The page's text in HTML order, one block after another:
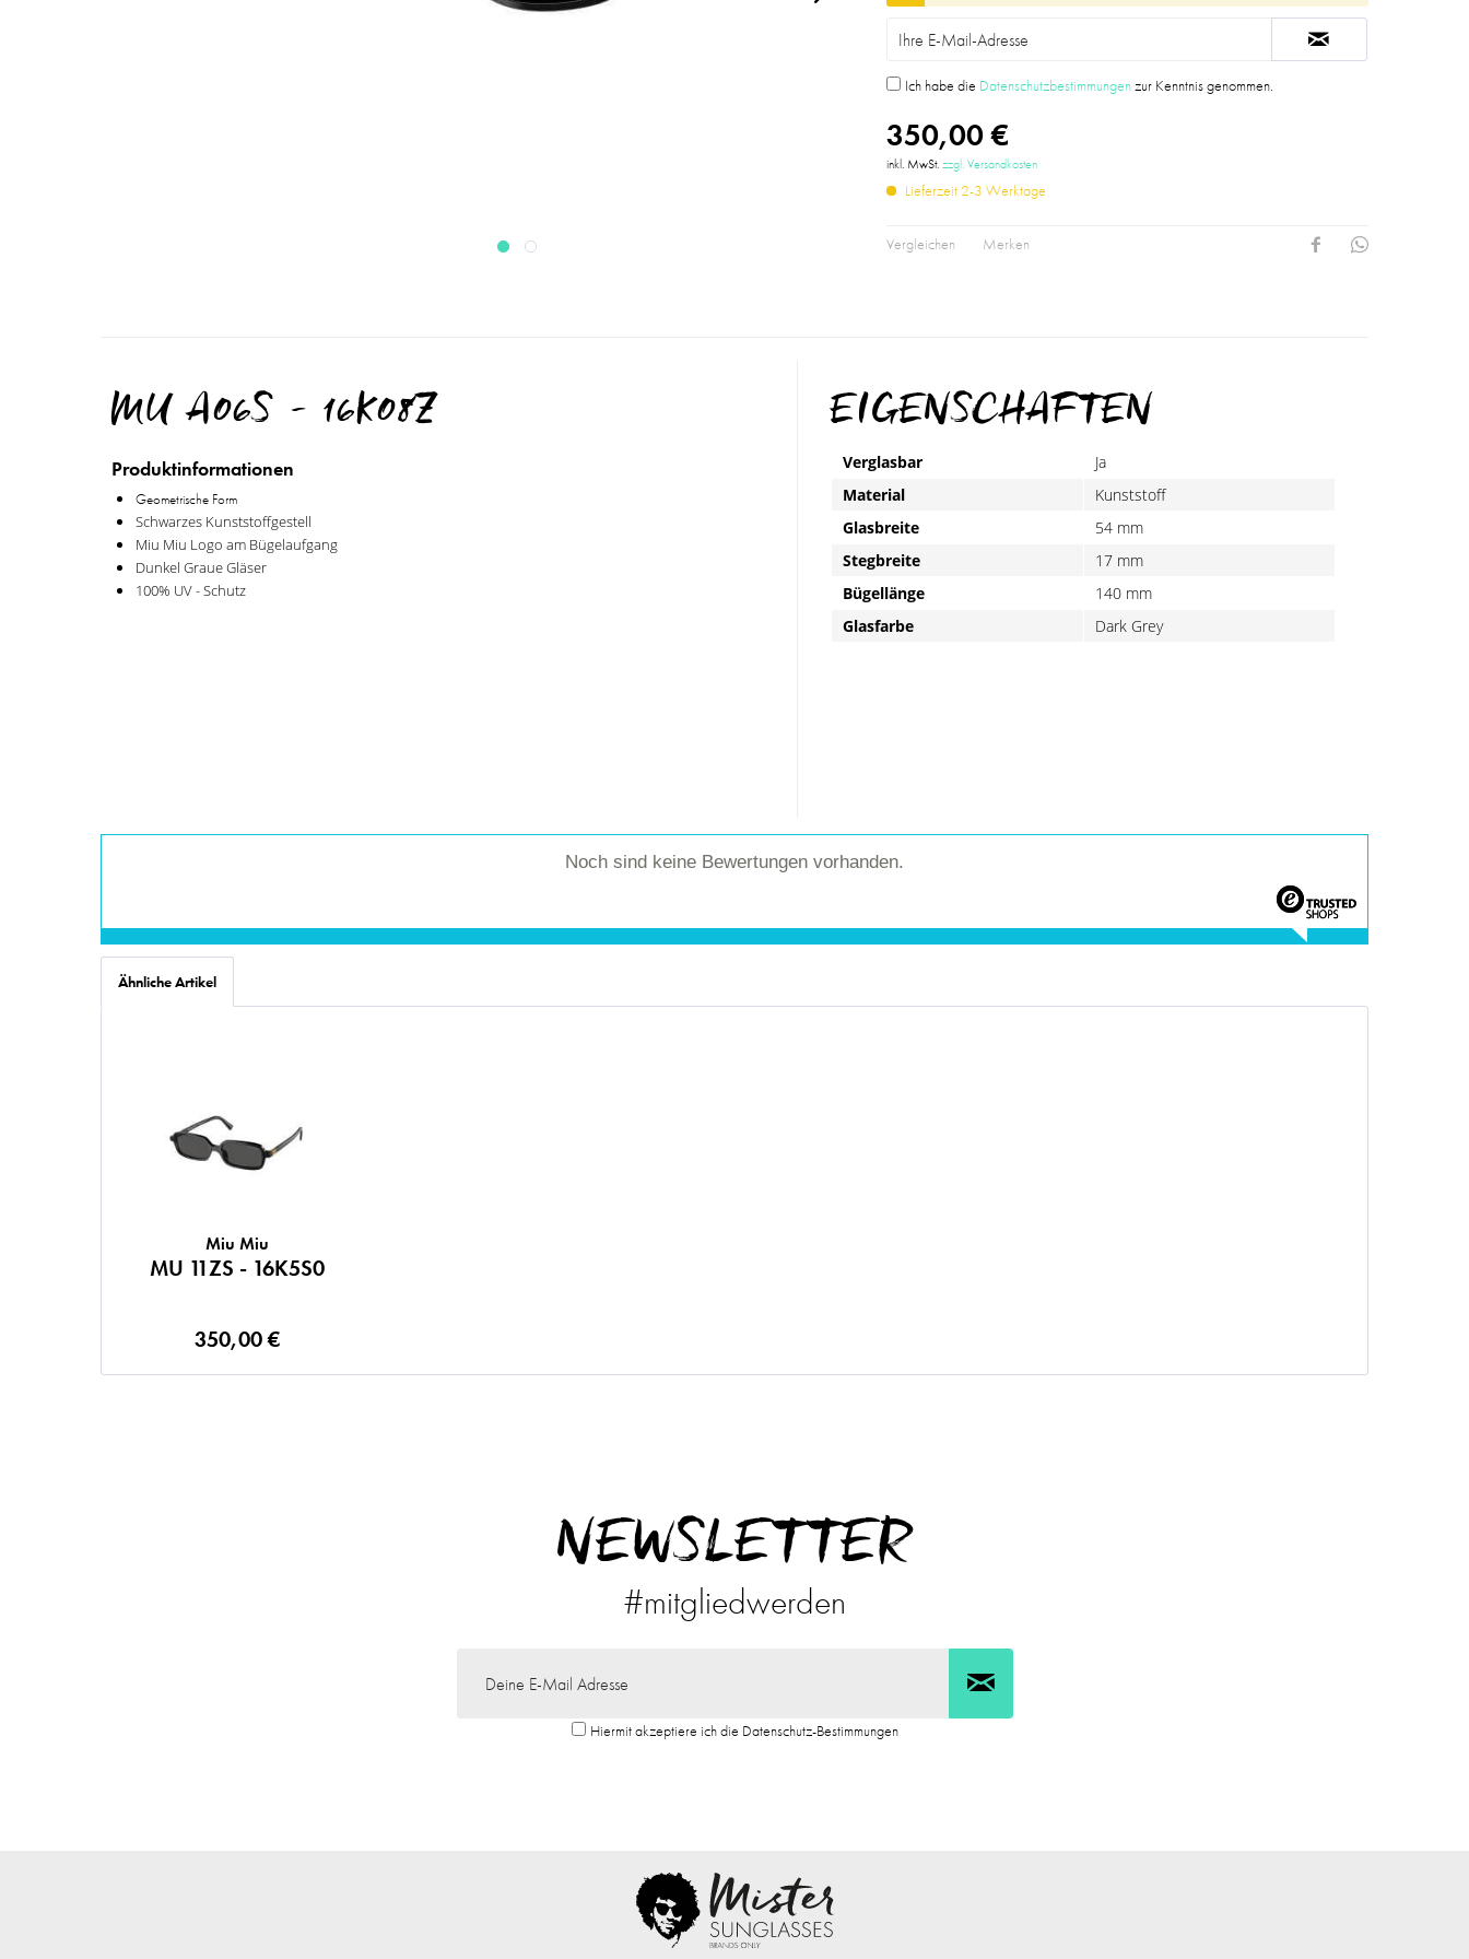
Ich habe die Datenschutzbestimmungenzur Kenntnis genommen.
350,00 €
inkl. MwSt.zzgl. Versandkosten
Lieferzeit 2-3 Werktage
Vergleichen Merken
MU A06S - 16K08Z
Produktinformationen
Geometrische Form
Schwarzes Kunststoffgestell
Miu Miu Logo am Bügelaufgang
Dunkel Graue Gläser
100% UV - Schutz
EIGENSCHAFTEN
Verglasbar
Ja
Material
Kunststoff
Glasbreite
54 mm
Stegbreite
17 mm
Bügellänge
140 mm
Glasfarbe
Dark Grey
Noch sind keine Bewertungen vorhanden.
Ähnliche Artikel
Miu Miu
MU 11ZS - 16K5S0
350,00 €
NEWSLETTER
#mitgliedwerden
Hiermit akzeptiere ich die Datenschutz-Bestimmungen